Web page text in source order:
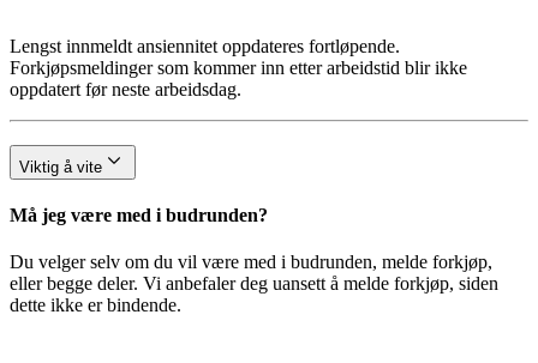
Lengst innmeldt ansiennitet oppdateres fortløpende.
Forkjøpsmeldinger som kommer inn etter arbeidstid blir ikke
oppdatert før neste arbeidsdag.
Viktig å vite
Må jeg være med i budrunden?
Du velger selv om du vil være med i budrunden, melde forkjøp,
eller begge deler. Vi anbefaler deg uansett å melde forkjøp, siden
dette ikke er bindende.